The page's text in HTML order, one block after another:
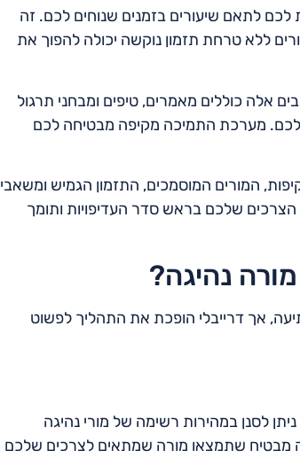
לתאם שיעורים בזמנים שנוחים לכם. זה
ללא טרחת תזמון נוקשה יכולה להפוך את
אלה כוללים מאמרים, טיפים ומבחני תרגול
שלכם. מערכת התמיכה מקיפה מבטיחה לכם
המורים המוסמכים, התזמון הגמיש ומשאבי
שלכם בראש סדר העדיפויות ותומך
נהיגה?
אך דרייבלי הופכת את התהליך לפשוט
לסנן במהירות רשימה של מורי נהיגה
זה מבטיח שתמצאו מורה שמתאים לצרכים שלכם